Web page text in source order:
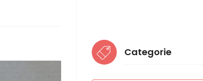
Categorie